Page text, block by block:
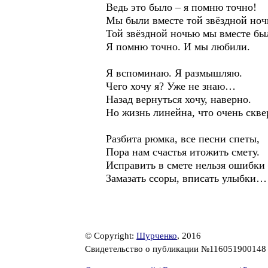
Ведь это было – я помню точно!
Мы были вместе той звёздной
Той звёздной ночью мы вместе
Я помню точно. И мы любили.
Я вспоминаю. Я размышляю.
Чего хочу я? Уже не знаю…
Назад вернуться хочу, наверно.
Но жизнь линейна, что очень
Разбита рюмка, все песни спеты,
Пора нам счастья итожить смету.
Исправить в смете нельзя ошибки
Замазать ссоры, вписать улыбки…
© Copyright: Шурченко, 2016
Свидетельство о публикации №116051900148